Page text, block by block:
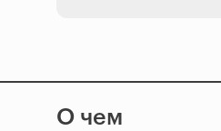
О чем